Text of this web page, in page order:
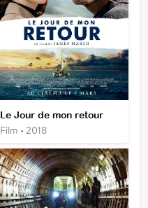
Le Jour de mon retour
Film • 2018